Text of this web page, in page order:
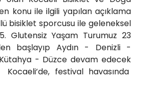
konu ile ilgili yapılan açıklama
bisiklet sporcusu ile geleneksel
Glutensiz Yaşam Turumuz 23
başlayıp Aydın - Denizli -
- Düzce devam edecek
festival havasında